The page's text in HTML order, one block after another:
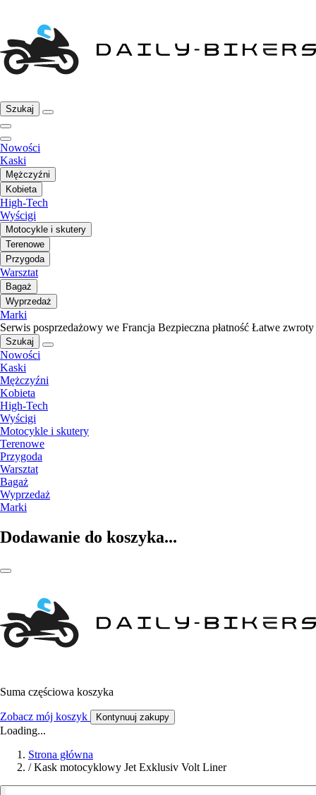
Szukaj
Nowości
Kaski
Mężczyźni
Kobieta
High-Tech
Wyścigi
Motocykle i skutery
Terenowe
Przygoda
Warsztat
Bagaż
Wyprzedaż
Marki
Serwis posprzedażowy we Francja Bezpieczna płatność Łatwe zwroty
Szukaj
Nowości
Kaski
Mężczyźni
Kobieta
High-Tech
Wyścigi
Motocykle i skutery
Terenowe
Przygoda
Warsztat
Bagaż
Wyprzedaż
Marki
Dodawanie do koszyka...
Suma częściowa koszyka
Zobacz mój koszyk Kontynuuj zakupy
Loading...
Strona główna
/ Kask motocyklowy Jet Exklusiv Volt Liner